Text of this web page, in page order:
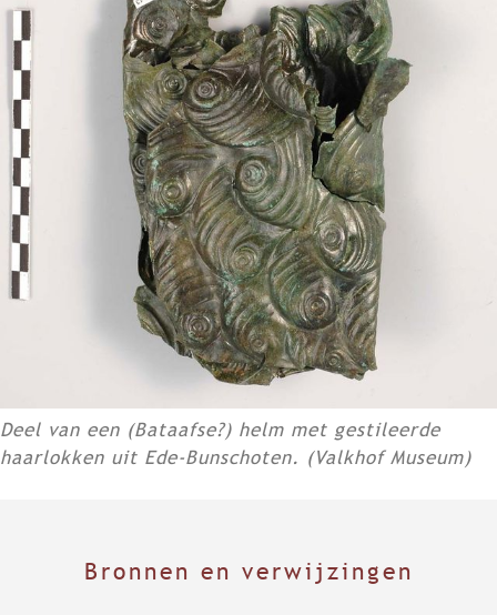
Deel van een (Bataafse?) helm met gestileerde
haarlokken uit Ede-Bunschoten. (Valkhof Museum)
Bronnen en verwijzingen